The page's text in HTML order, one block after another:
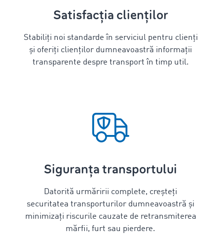
Satisfacția clienților
Stabiliți noi standarde în serviciul pentru clienți
și oferiți clienților dumneavoastră informații
transparente despre transport în timp util.
Siguranța transportului
Datorită urmăririi complete, creșteți
securitatea transporturilor dumneavoastră și
minimizați riscurile cauzate de retransmiterea
mărfii, furt sau pierdere.